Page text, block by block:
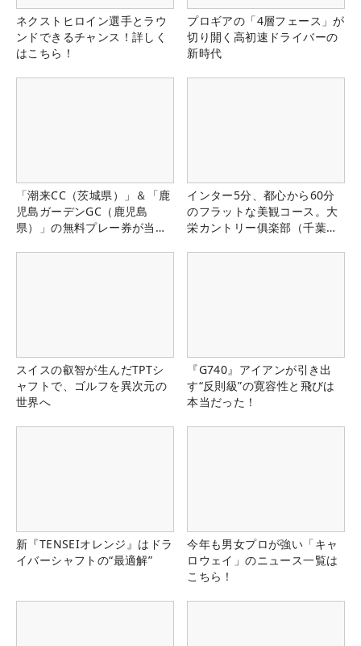
ネクストヒロイン選手とラウ
ンドできるチャンス！詳しく
はこちら！
プロギアの「4層フェース」が
切り開く高初速ドライバーの
新時代
「潮来CC（茨城県）」＆「鹿
児島ガーデンGC（鹿児島
県）」の無料プレー券が当た
インター5分、都心から60分
のフラットな美観コース。大
栄カントリー俱楽部（千葉
スイスの叡智が生んだTPTシ
ャフトで、ゴルフを異次元の
世界へ
『G740』アイアンが引き出
す“反則級”の寛容性と飛びは
本当だった！
新『TENSEIオレンジ』はドラ
イバーシャフトの“最適解”
今年も男女プロが強い「キャ
ロウェイ」のニュース一覧は
こちら！